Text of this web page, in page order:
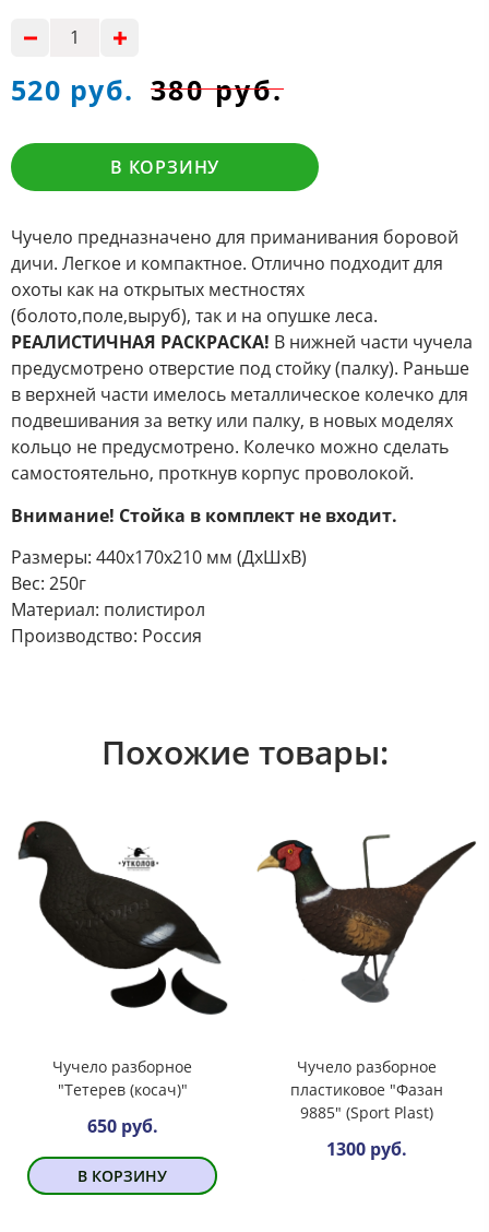
520 руб. 380 руб.
В КОРЗИНУ
Чучело предназначено для приманивания боровой
дичи. Легкое и компактное. Отлично подходит для
охоты как на открытых местностях
(болото,поле,выруб), так и на опушке леса.
РЕАЛИСТИЧНАЯ РАСКРАСКА! В нижней части чучела
предусмотрено отверстие под стойку (палку). Раньше
в верхней части имелось металлическое колечко для
подвешивания за ветку или палку, в новых моделях
кольцо не предусмотрено. Колечко можно сделать
самостоятельно, проткнув корпус проволокой.
Внимание! Стойка в комплект не входит.
Размеры: 440х170х210 мм (ДхШхВ)
Вес: 250г
Материал: полистирол
Производство: Россия
Похожие товары:
Чучело разборное
"Тетерев (косач)"
650 руб.
В КОРЗИНУ
Чучело разборное
пластиковое "Фазан
9885" (Sport Plast)
1300 руб.